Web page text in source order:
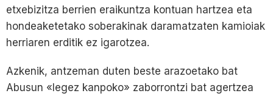
etxebizitza berrien eraikuntza kontuan hartzea eta
hondeaketetako soberakinak daramatzaten kamioiak
herriaren erditik ez igarotzea.
Azkenik, antzeman duten beste arazoetako bat
Abusun «legez kanpoko» zaborrontzi bat agertzea